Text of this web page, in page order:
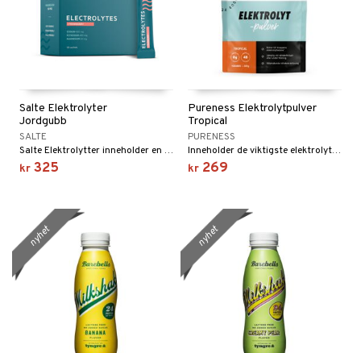
Salte Elektrolyter
Jordgubb
SALTE
Salte Elektrolytter inneholder en større mengde mineraler for å gjøre en forskjell. Helt uten sukker.
kr 325
Pureness Elektrolytpulver
Tropical
PURENESS
Inneholder de viktigste elektrolyttene, Guérande-salt, C-vitamin og organisk svovel (OptiMSM)
kr 269
nyhet nyhet